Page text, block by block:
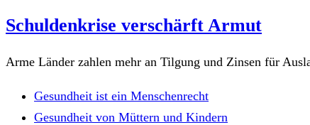
Schuldenkrise verschärft Armut
Arme Länder zahlen mehr an Tilgung und Zinsen für
Gesundheit ist ein Menschenrecht
Gesundheit von Müttern und Kindern